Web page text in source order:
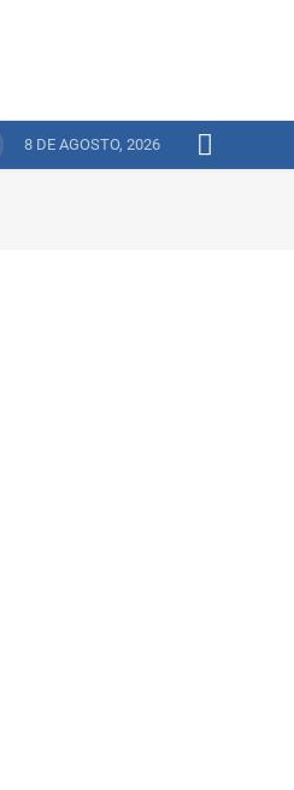
8 DE AGOSTO, 2026